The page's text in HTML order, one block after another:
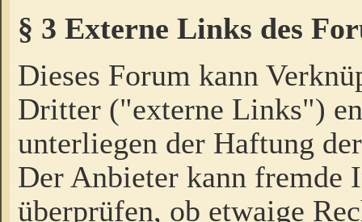
§ 3 Externe Links des
Dieses Forum kann
Dritter ("externe Links")
unterliegen der Haftung
Der Anbieter kann fremde
überprüfen, ob etwaige